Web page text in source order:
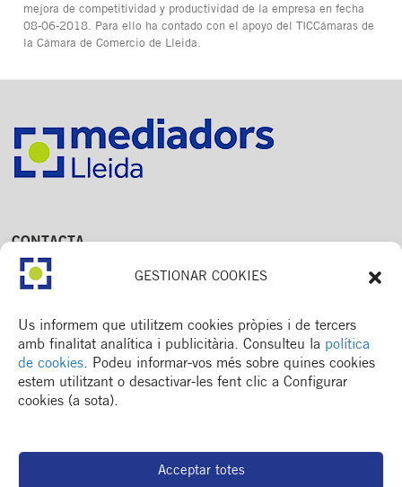
GESTIONAR COOKIES
Us informem que utilitzem cookies pròpies i de tercers
amb finalitat analítica i publicitària. Consulteu la política
de cookies. Podeu informar-vos més sobre quines cookies
estem utilitzant o desactivar-les fent clic a Configurar
cookies (a sota).
Acceptar totes
mejora de competitividad y productividad de la empresa en fecha
08-06-2018. Para ello ha contado con el apoyo del TICCámaras de
la Cámara de Comercio de Lleida.
CONTACTA
Av. Dr. Fleming, 15,
2n. 1a
T. 973 245 133
M. 672 018 236
Col·legi
Formació / esdeveniments